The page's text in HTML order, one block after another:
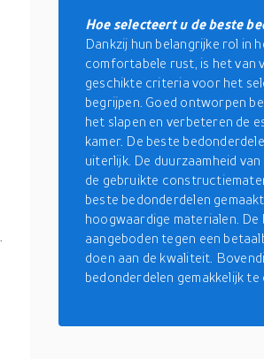
Hoe selecteert u de beste
Dankzij hun belangrijke rol in
comfortabele rust, is het van
geschikte criteria voor het
begrijpen. Goed ontworpen
het slapen en verbeteren de
kamer. De beste
uiterlijk. De duurzaamheid
de gebruikte
beste bedonderdelen
hoogwaardige materialen.
aangeboden tegen een
doen aan de kwaliteit.
bedonderdelen gemakkelijk